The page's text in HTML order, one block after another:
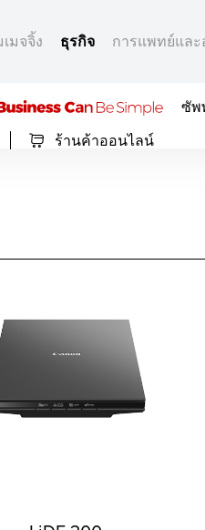
มจจิ้ง ธุรกิจ การแพทย์แล
ซัพ
ร้านค้าออนไลน์